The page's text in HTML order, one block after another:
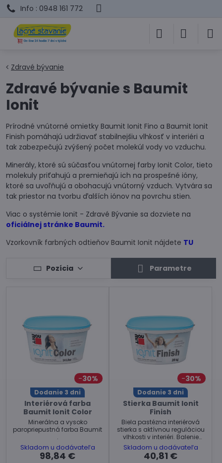
Info : 0948 161 772
Zdravé bývanie
Zdravé bývanie s Baumit
Ionit
Prírodné vnútorné omietky Baumit Ionit Fino a Baumit Ionit
Finish pomáhajú udržiavať stabilnejšiu vlhkosť v interiéri a
tak zabezpečujú zvýšený počet molekúl vody vo vzduchu.
Minerály, ktoré sú súčasťou vnútornej farby Ionit Color, tieto
molekuly priťahujú a premieňajú ich na prospešné ióny,
ktoré sa uvoľňujú a obohacujú vnútorný vzduch. Vytvára sa
tak priestor na tvorbu ďalších iónov na povrchu stien.
Viac o systémie Ionit - Zdravé Bývanie sa dozviete na
oficiálnej stránke Baumit.
Vzorkovník farbných odtieňov Baumit Ionit nájdete TU
Pozícia Parametre
30%
Dodanie 3 dni
Interiérová farba
Baumit Ionit Color
Minerálna a vysoko
paropriepustná farba Baumit
.
Skladom u dodávateľa
98,84 €
30%
Dodanie 3 dni
Stierka Baumit Ionit
Finish
Biela pastézna interiérová
stierka s aktívnou reguláciou
vlhkosti v interiéri. Balenie
20kg
Skladom u dodávateľa
40,81 €